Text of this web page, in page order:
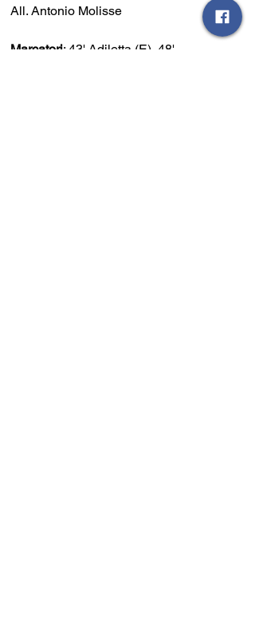
All. Antonio Molisse
Marcatori: 43' Adiletta (E), 48'